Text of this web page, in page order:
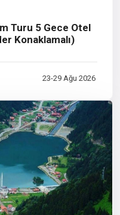
Turu 5 Gece Otel
Konaklamalı)
23-29 Ağu 2026